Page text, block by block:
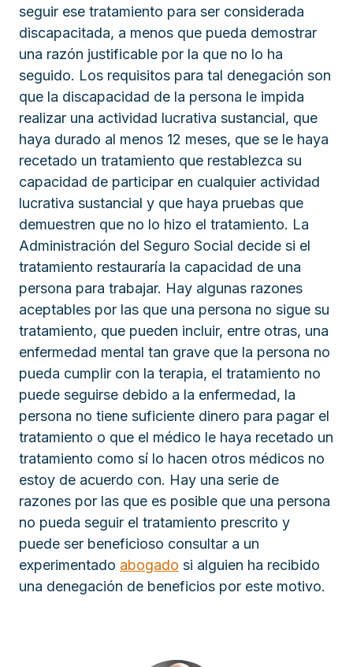
seguir ese tratamiento para ser considerada
discapacitada, a menos que pueda demostrar
una razón justificable por la que no lo ha
seguido. Los requisitos para tal denegación son
que la discapacidad de la persona le impida
realizar una actividad lucrativa sustancial, que
haya durado al menos 12 meses, que se le haya
recetado un tratamiento que restablezca su
capacidad de participar en cualquier actividad
lucrativa sustancial y que haya pruebas que
demuestren que no lo hizo el tratamiento. La
Administración del Seguro Social decide si el
tratamiento restauraría la capacidad de una
persona para trabajar. Hay algunas razones
aceptables por las que una persona no sigue su
tratamiento, que pueden incluir, entre otras, una
enfermedad mental tan grave que la persona no
pueda cumplir con la terapia, el tratamiento no
puede seguirse debido a la enfermedad, la
persona no tiene suficiente dinero para pagar el
tratamiento o que el médico le haya recetado un
tratamiento como sí lo hacen otros médicos no
estoy de acuerdo con. Hay una serie de
razones por las que es posible que una persona
no pueda seguir el tratamiento prescrito y
puede ser beneficioso consultar a un
experimentado abogado si alguien ha recibido
una denegación de beneficios por este motivo.